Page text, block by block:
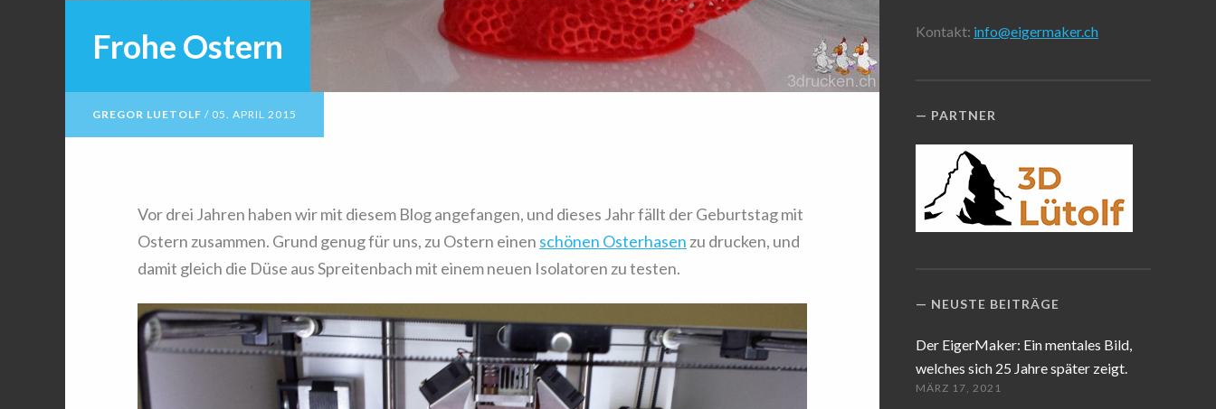
Frohe Ostern
GREGOR LUETOLF / 05. APRIL 2015
Vor drei Jahren haben wir mit diesem Blog angefangen, und dieses Jahr fällt der Geburtstag mit
Ostern zusammen. Grund genug für uns, zu Ostern einen schönen Osterhasen zu drucken, und
damit gleich die Düse aus Spreitenbach mit einem neuen Isolatoren zu testen.
Kontakt: info@eigermaker.ch
PARTNER
NEUSTE BEITRÄGE
Der EigerMaker: Ein mentales Bild,
welches sich 25 Jahre später zeigt.
MÄRZ 17, 2021